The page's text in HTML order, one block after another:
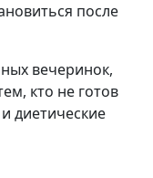
после
вечеринок,
кто не готов
диетические